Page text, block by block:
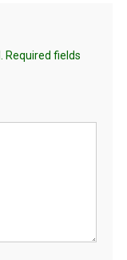
Required fields